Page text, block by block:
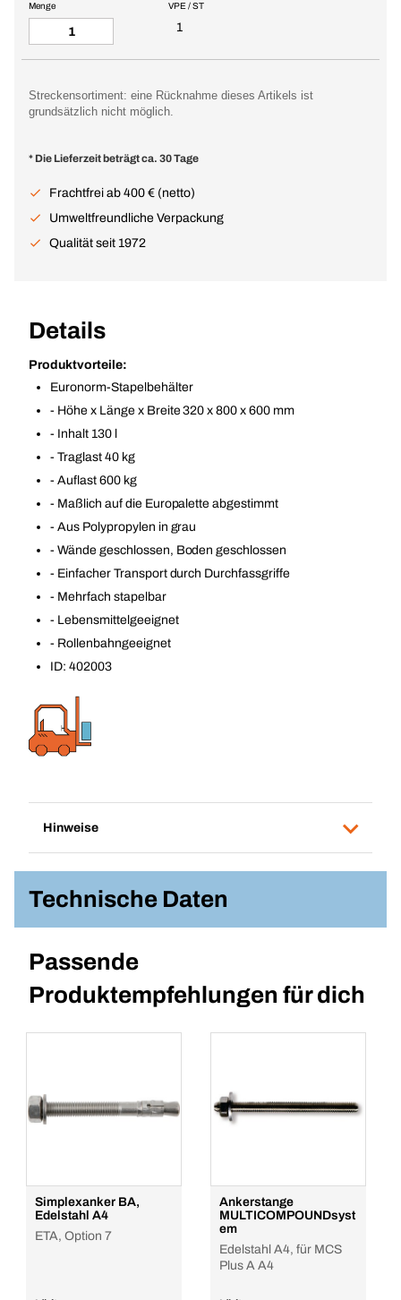
VPE / ST
1
Menge
Streckensortiment: eine Rücknahme dieses Artikels ist
grundsätzlich nicht möglich.
* Die Lieferzeit beträgt ca. 30 Tage
Frachtfrei ab 400 € (netto)
Umweltfreundliche Verpackung
Qualität seit 1972
Details
Produktvorteile:
Euronorm-Stapelbehälter
- Höhe x Länge x Breite 320 x 800 x 600 mm
- Inhalt 130 l
- Traglast 40 kg
- Auflast 600 kg
- Maßlich auf die Europalette abgestimmt
- Aus Polypropylen in grau
- Wände geschlossen, Boden geschlossen
- Einfacher Transport durch Durchfassgriffe
- Mehrfach stapelbar
- Lebensmittelgeeignet
- Rollenbahngeeignet
ID: 402003
Hinweise
Technische Daten
Passende
Produktempfehlungen für dich
Simplexanker BA,
Edelstahl A4
ETA, Option 7
Ankerstange
MULTICOMPOUNDsyst
em
Edelstahl A4, für MCS
Plus A A4